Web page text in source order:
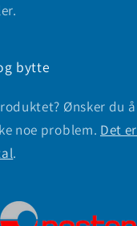
bytte
Ønsker du
noe problem. Det
.